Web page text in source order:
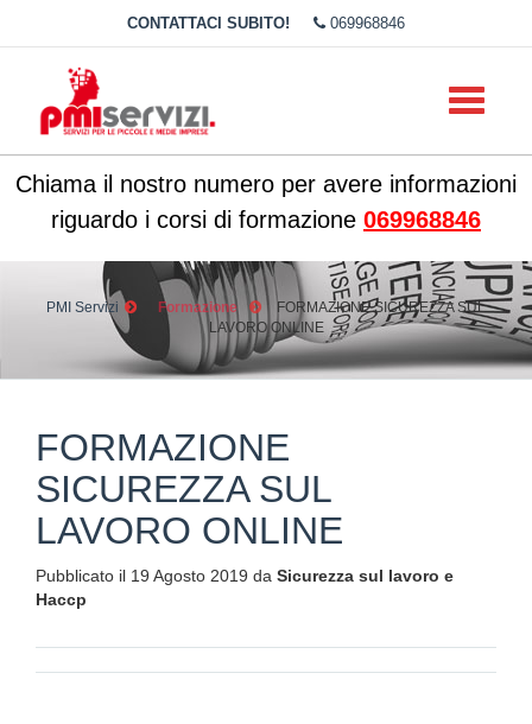
CONTATTACI SUBITO! 069968846
Toggle
Chiama il nostro numero per avere informazioni
riguardo i corsi di formazione 069968846
PMI Servizi Formazione
FORMAZIONE SICUREZZA SUL
LAVORO ONLINE
FORMAZIONE
SICUREZZA SUL
LAVORO ONLINE
Pubblicato il 19 Agosto 2019 da Sicurezza sul lavoro e
Haccp